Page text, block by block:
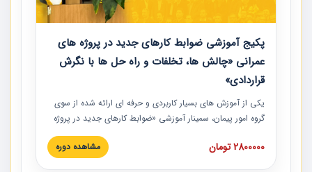
پکیج آموزشی ضوابط کارهای جدید در پروژه های
عمرانی «چالش ها، تخلفات و راه حل ها با نگرش
قراردادی»
یکی از آموزش‏‏‏‏‏‏ های بسیار کاربردی و حرفه‏ ای ارائه شده از سوی
گروه امور پیمان، سمینار آموزشی «ضوابط کارهای جدید در پروژه
های عمرانی» چالش ها، تخلفات و راه حل ها با نگرش قراردادی
است که در محل سندیکای شرکت های ساختمانی کشور ارائه شد.
2800000 تومان مشاهده دوره